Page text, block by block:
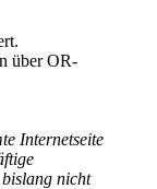
über OR-
Internetseite
nicht